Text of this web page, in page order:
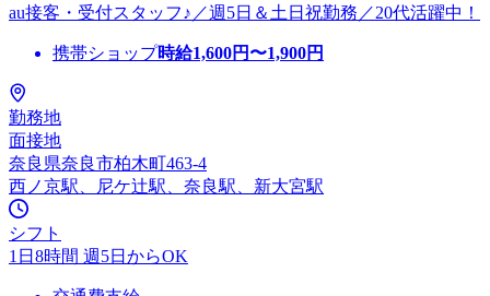
au接客・受付スタッフ♪／週5日＆土日祝勤務／20代活躍中！
携帯ショップ時給1,600円〜1,900円
勤務地
面接地
奈良県奈良市柏木町463-4
西ノ京駅、尼ケ辻駅、奈良駅、新大宮駅
シフト
1日8時間 週5日からOK